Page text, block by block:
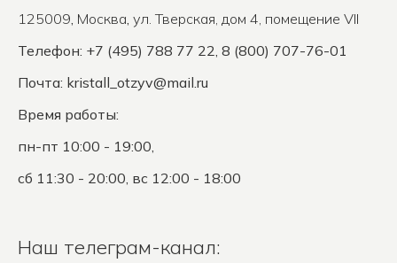
125009, Москва, ул. Тверская, дом 4, помещение VII
Телефон: +7 (495) 788 77 22, 8 (800) 707-76-01
Почта: kristall_otzyv@mail.ru
Время работы:
пн-пт 10:00 - 19:00,
сб 11:30 - 20:00, вс 12:00 - 18:00
Наш телеграм-канал: